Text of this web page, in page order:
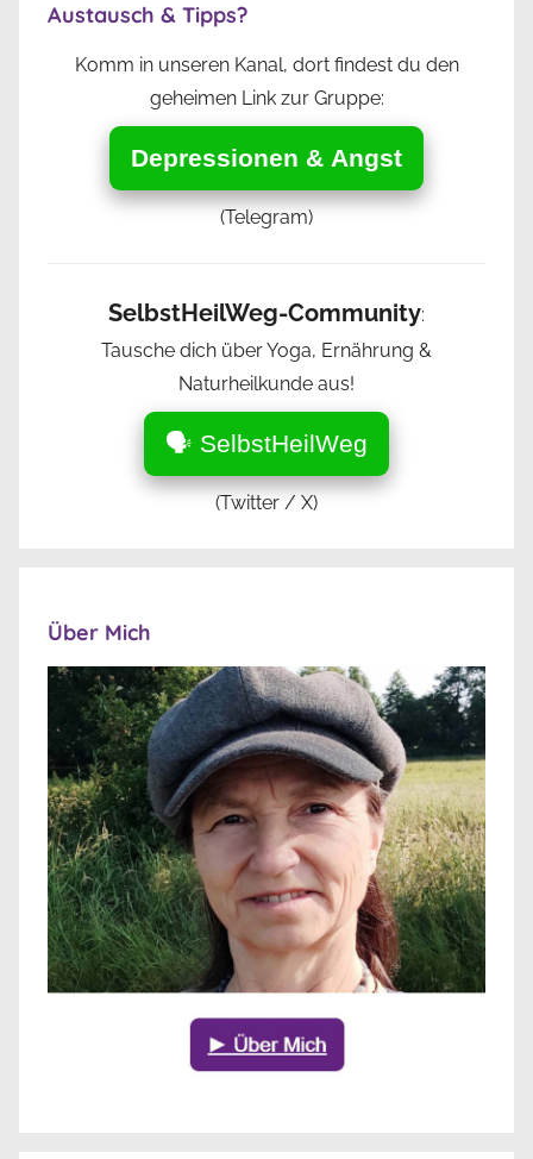
Austausch & Tipps?
Komm in unseren Kanal, dort findest du den
geheimen Link zur Gruppe:
Depressionen & Angst
(Telegram)
SelbstHeilWeg-Community:
Tausche dich über Yoga, Ernährung &
Naturheilkunde aus!
🗣️ SelbstHeilWeg
(Twitter / X)
Über Mich